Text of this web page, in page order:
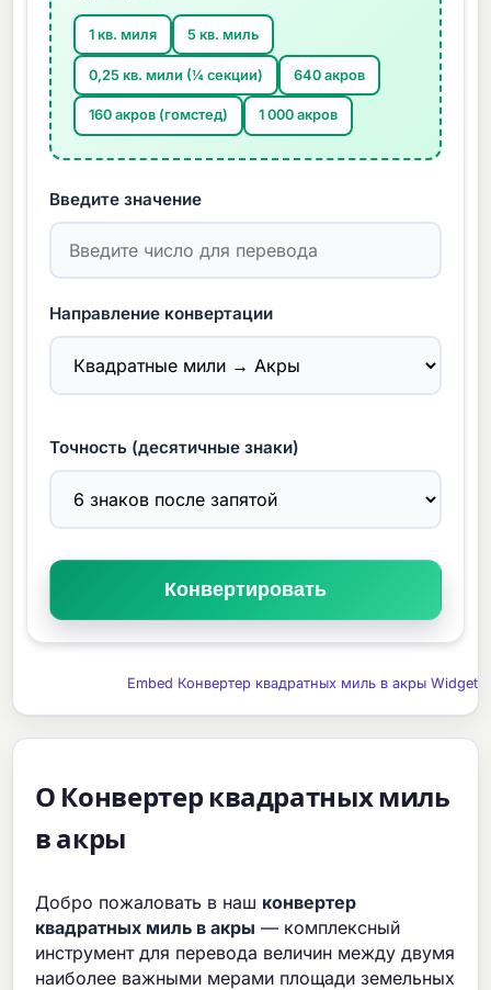
1 кв. миля 5 кв. миль
0,25 кв. мили (¼ секции) 640 акров
160 акров (гомстед) 1 000 акров
Введите значение
Направление конвертации
Точность (десятичные знаки)
Конвертировать
Embed Конвертер квадратных миль в акры Widget
О Конвертер квадратных миль
в акры
Добро пожаловать в наш конвертер
квадратных миль в акры — комплексный
инструмент для перевода величин между двумя
наиболее важными мерами площади земельных